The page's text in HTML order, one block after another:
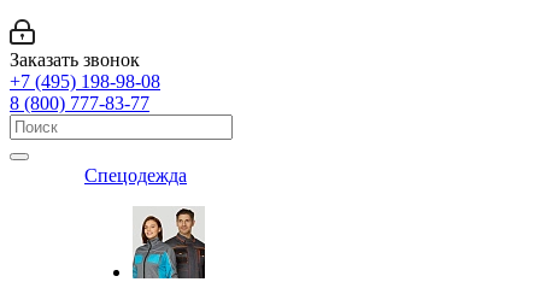
Заказать звонок
+7 (495) 198-98-08
8 (800) 777-83-77
Спецодежда